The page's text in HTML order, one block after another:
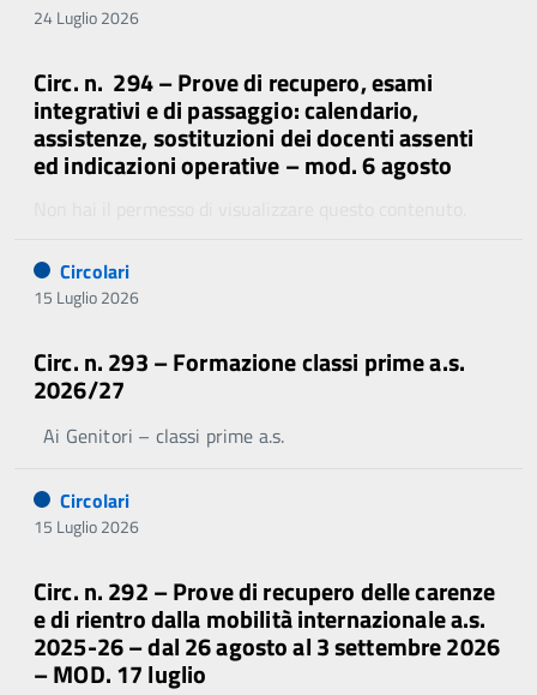
24 Luglio 2026
Circ. n. 294 – Prove di recupero, esami
integrativi e di passaggio: calendario,
assistenze, sostituzioni dei docenti assenti
ed indicazioni operative – mod. 6 agosto
Circolari
15 Luglio 2026
Circ. n. 293 – Formazione classi prime a.s.
2026/27
Ai Genitori – classi prime a.s.
Circolari
15 Luglio 2026
Circ. n. 292 – Prove di recupero delle carenze
e di rientro dalla mobilità internazionale a.s.
2025-26 – dal 26 agosto al 3 settembre 2026
– MOD. 17 luglio